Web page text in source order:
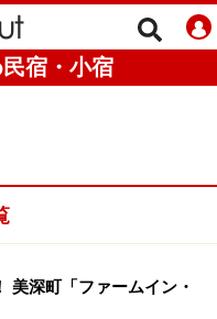
宿・小宿
美深町「ファームイン・